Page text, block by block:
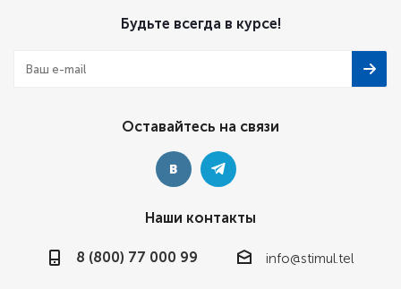
Будьте всегда в курсе!
Оставайтесь на связи
Наши контакты
8 (800) 77 000 99 info@stimul.tel